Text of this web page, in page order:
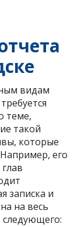
видам
теме,
такой
которые
его
записка и
на весь
следующего: